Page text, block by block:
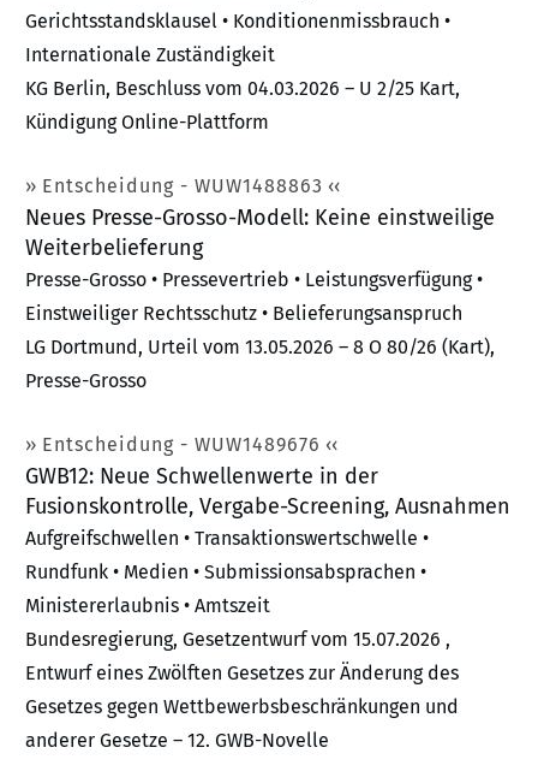
Gerichtsstandsklausel • Konditionenmissbrauch •
Internationale Zuständigkeit
KG Berlin, Beschluss vom 04.03.2026 – U 2/25 Kart,
Kündigung Online-Plattform
Entscheidung - WUW1488863
Neues Presse-Grosso-Modell: Keine einstweilige
Weiterbelieferung
Presse-Grosso • Pressevertrieb • Leistungsverfügung •
Einstweiliger Rechtsschutz • Belieferungsanspruch
LG Dortmund, Urteil vom 13.05.2026 – 8 O 80/26 (Kart),
Presse-Grosso
Entscheidung - WUW1489676
GWB12: Neue Schwellenwerte in der
Fusionskontrolle, Vergabe-Screening, Ausnahmen
Aufgreifschwellen • Transaktionswertschwelle •
Rundfunk • Medien • Submissionsabsprachen •
Ministererlaubnis • Amtszeit
Bundesregierung, Gesetzentwurf vom 15.07.2026 ,
Entwurf eines Zwölften Gesetzes zur Änderung des
Gesetzes gegen Wettbewerbsbeschränkungen und
anderer Gesetze – 12. GWB-Novelle